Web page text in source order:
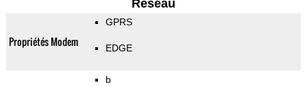
Reseau
Propriétés Modem
GPRS
EDGE
b